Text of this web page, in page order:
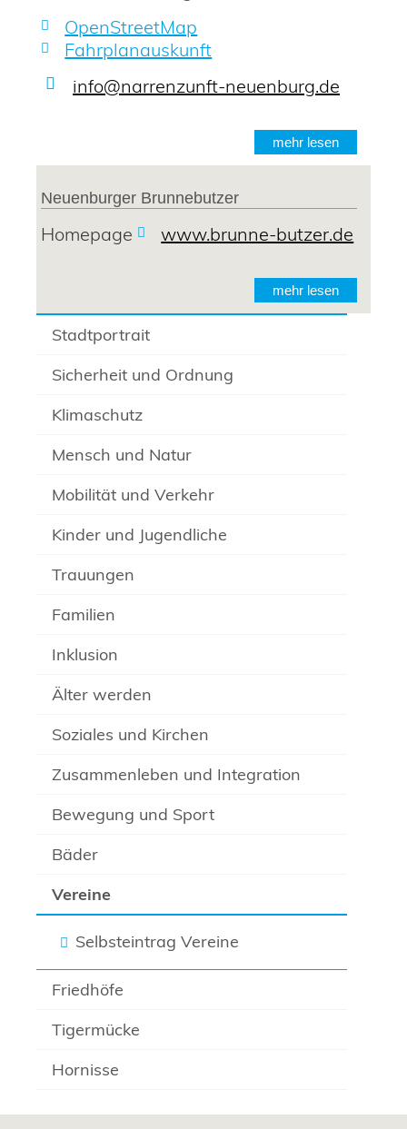
Stadtportrait
Sicherheit und Ordnung
Klimaschutz
Mensch und Natur
Mobilität und Verkehr
Kinder und Jugendliche
Trauungen
Familien
Inklusion
Älter werden
Soziales und Kirchen
Zusammenleben und Integration
Bewegung und Sport
Bäder
Vereine
Selbsteintrag Vereine
Friedhöfe
Tigermücke
Hornisse
OpenStreetMap
Fahrplanauskunft
info@narrenzunft-neuenburg.de
mehr lesen
Neuenburger Brunnebutzer
Homepage www.brunne-butzer.de
mehr lesen